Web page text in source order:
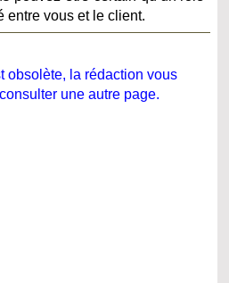
entre vous et le client.
obsolète, la rédaction vous
une autre page.